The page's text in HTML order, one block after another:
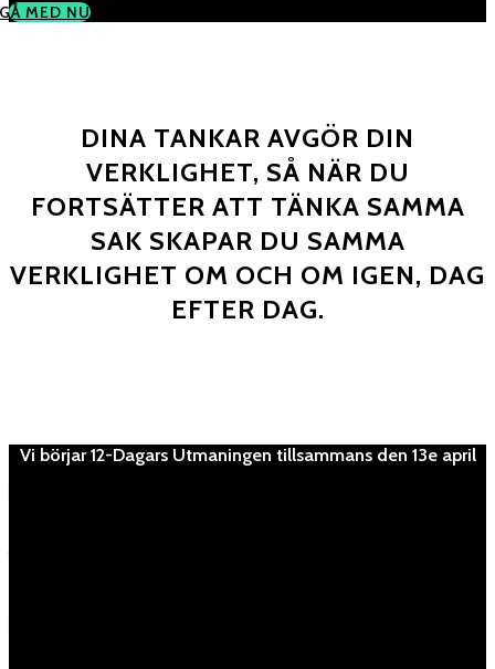
MED NU
DINA TANKAR AVGÖR DIN
VERKLIGHET, SÅ NÄR DU
FORTSÄTTER ATT TÄNKA SAMMA
SAK SKAPAR DU SAMMA
VERKLIGHET OM OCH OM IGEN, DAG
EFTER DAG.
Vi börjar 12-Dagars Utmaningen tillsammans den 13e april